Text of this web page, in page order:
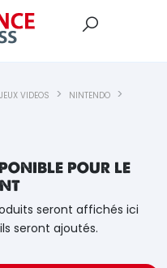
VIDEOS
NINTENDO
pour le
seront affichés ici
seront ajoutés.